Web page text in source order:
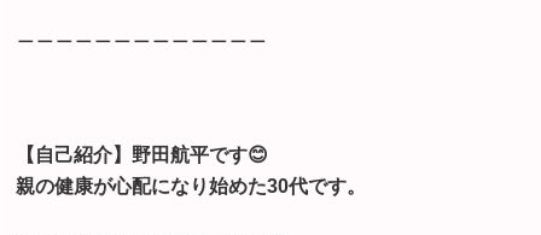
【自己紹介】⁡野田航平です😊
親の健康が心配になり始めた30代です。